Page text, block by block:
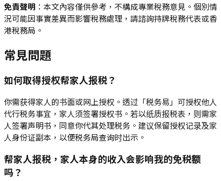
免責聲明 ：本文內容僅供參考，不構成專業稅務意見。個別情
況可能因事實差異而影響稅務處理，請諮詢持牌稅務代表或香
港稅務局。
常見問題
如何取得授权帮家人报税？
你需获得家人的书面或网上授权。透过「税务易」可授权他人
代行税务事宜，家人须签署授权书。若以纸质报税表，则需家
人签署声明书，同意你代其处理税务。建议保留授权记录及家
人身份证副本，以便税务局查询时出示。
帮家人报税，家人本身的收入会影响我的免税额
吗？